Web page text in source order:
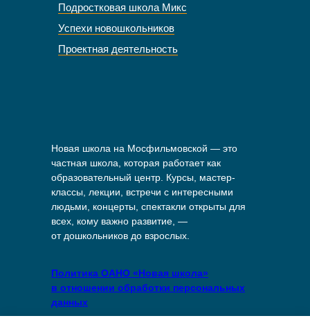
Новая школа на Мосфильмовской — это
частная школа, которая работает как
образовательный центр. Курсы, мастер-
классы, лекции, встречи с интересными
людьми, концерты, спектакли открыты для
всех, кому важно развитие, —
от дошкольников до взрослых.
Подростковая школа Микс
Успехи новошкольников
Проектная деятельность
Политика ОАНО «Новая школа»
в отношении обработки персональных
данных